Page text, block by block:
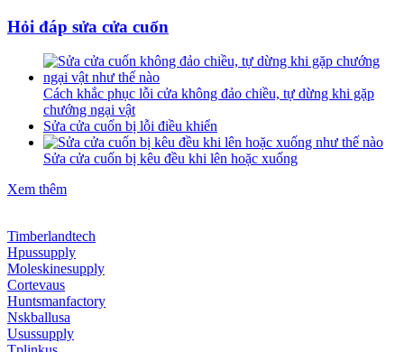
Hỏi đáp sửa cửa cuốn
Cách khắc phục lỗi cửa không đảo chiều, tự dừng khi gặp
chướng ngại vật
Sửa cửa cuốn bị lỗi điều khiển
Sửa cửa cuốn bị kêu đều khi lên hoặc xuống
Xem thêm
Timberlandtech
Hpussupply
Moleskinesupply
Cortevaus
Huntsmanfactory
Nskballusa
Usussupply